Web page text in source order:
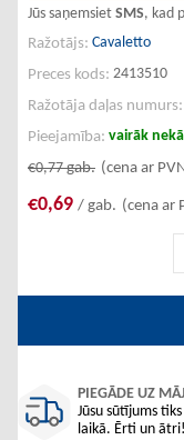
Jūs saņemsiet SMS, kad
Ražotājs: Cavaletto
Preces kods: 2413510
Ražotāja daļas numurs:
Pieejamība: vairāk
€0,77gab. (cena ar
€0,69 / gab. (cena ar
PIEGĀDE UZ
Jūsu sūtījums
laikā. Ērti un ātri!